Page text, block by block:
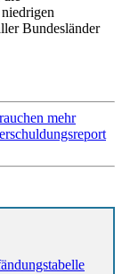
Bundesländer
mehr